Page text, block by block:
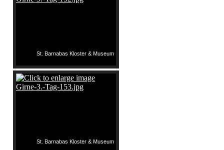
St. Barnabas Kloster & Museum
St. Barnabas Kloster & Museum